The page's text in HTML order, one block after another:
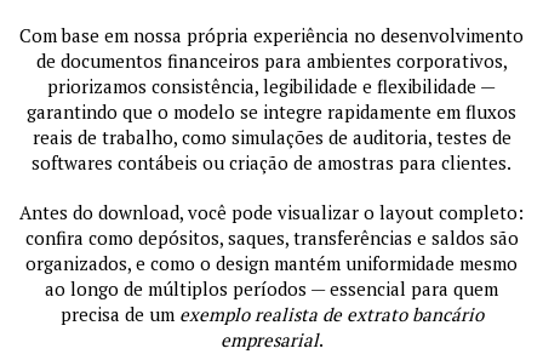
Com base em nossa própria experiência no desenvolvimento
de documentos financeiros para ambientes corporativos,
priorizamos consistência, legibilidade e flexibilidade —
garantindo que o modelo se integre rapidamente em fluxos
reais de trabalho, como simulações de auditoria, testes de
softwares contábeis ou criação de amostras para clientes.
Antes do download, você pode visualizar o layout completo:
confira como depósitos, saques, transferências e saldos são
organizados, e como o design mantém uniformidade mesmo
ao longo de múltiplos períodos — essencial para quem
precisa de um exemplo realista de extrato bancário
empresarial.